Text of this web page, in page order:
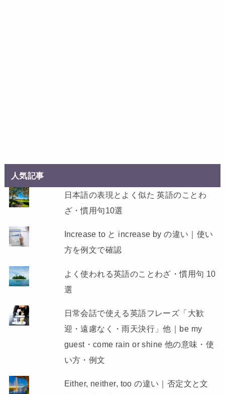
人気記事
日本語の表現とよく似た 英語のことわ
ざ・慣用句10選
Increase to と increase by の違い｜使い
方を例文で確認
よく使われる英語のことわざ・慣用句 10
選
日常会話で使える英語フレーズ「大歓
迎・遠慮なく・雨天決行」他｜be my
guest・come rain or shine 他の意味・使
い方・例文
Either, neither, too の違い｜否定文と文